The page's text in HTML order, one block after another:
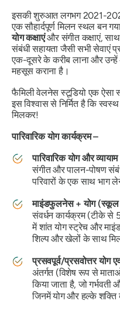
इसकी शुरुआत लगभग 2021-
एक सौहार्दपूर्ण मिलन स्थल बन
योग कक्षाएंऔर संगीत कक्षाएं,
संबंधी सहायता जैसी सभी सेवाएं
एक-दूसरे के करीब लाना और उन्हें
महसूस कराना है।
फैमिली वेलनेस स्टूडियो एक ऐसा
इस विश्वास से निर्मित है कि
मिलकर!
पारिवारिक योग कार्यक्रम –
पारिवारिक योग और
संगीत और पालन-पोषण
परिवारों के एक साथ भाग
माइंडफुलनेस + योग
संवर्धन कार्यक्रम (टीके से
में शांत योग स्ट्रेच और
शिल्प और खेलों के साथ
प्रसवपूर्व/प्रसवोत्तर योग
अंतर्गत (विशेष रूप से
किया जाता है, जो
जिनमें योग और हल्के शक्ति